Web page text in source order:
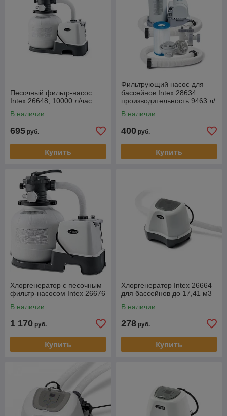
Песочный фильтр-насос
Intex 26648, 10000 л/час
В наличии
695 руб.
Купить
Фильтрующий насос для
бассейнов Intex 28634
производительность 9463 л/
В наличии
400 руб.
Купить
Хлоргенератор с песочным
фильтр-насосом Intex 26676
В наличии
1 170 руб.
Купить
Хлоргенератор Intex 26664
для бассейнов до 17,41 м3
В наличии
278 руб.
Купить